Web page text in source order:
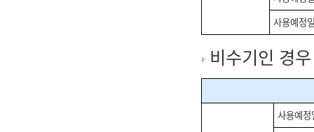
사용예정
비수기인 경우
사용예